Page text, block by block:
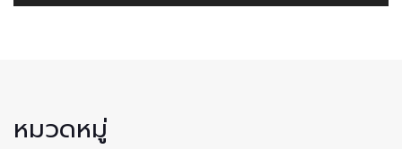
หมวดหมู่